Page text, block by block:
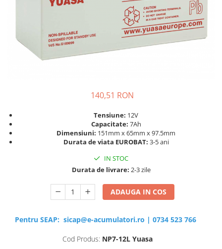
Redresoare, incarcatoare si testere
Redresoare auto, moto, barci si
stationare
140,51 RON
Tensiune: 12V
Capacitate: 7Ah
Dimensiuni: 151mm x 65mm x 97.5mm
Durata de viata EUROBAT: 3-5 ani
IN STOC
Durata de livrare: 2-3 zile
ADAUGA IN COS
Pentru SEAP: sicap@e-acumulatori.ro | 0734 523 766
Cod Produs: NP7-12L Yuasa